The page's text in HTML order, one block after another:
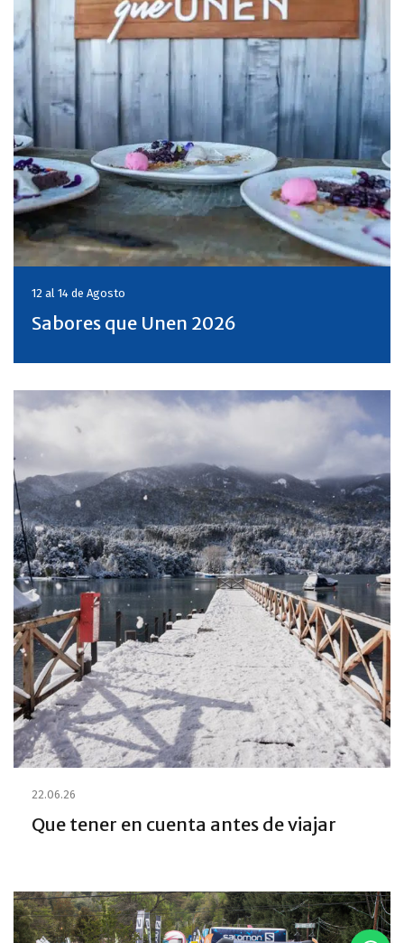
12 al 14 de Agosto
Sabores que Unen 2026
22.06.26
Que tener en cuenta antes de viajar